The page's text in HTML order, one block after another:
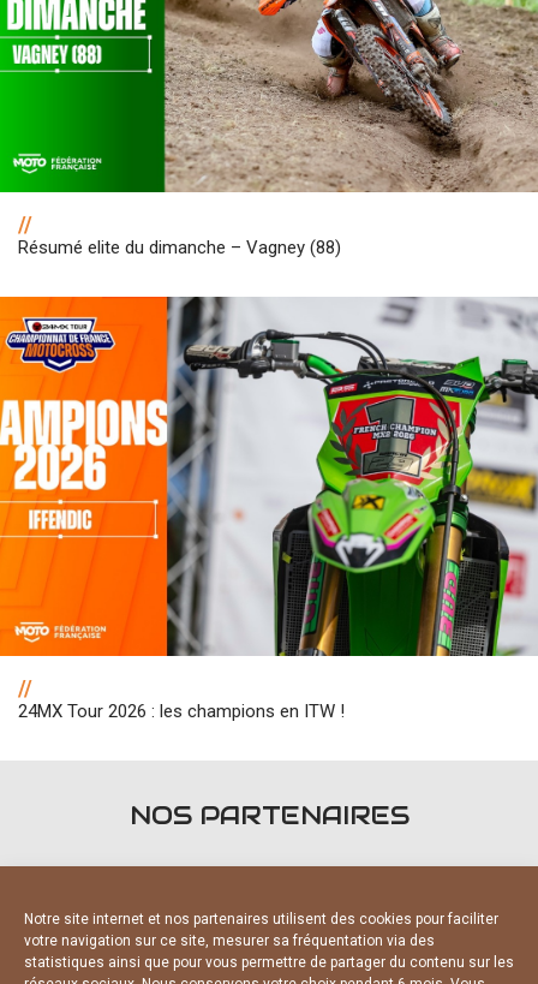
Notre site internet et nos partenaires utilisent des cookies pour faciliter
votre navigation sur ce site, mesurer sa fréquentation via des
statistiques ainsi que pour vous permettre de partager du contenu sur les
//
Résumé elite du dimanche – Vagney (88)
//
24MX Tour 2026 : les champions en ITW !
NOS PARTENAIRES